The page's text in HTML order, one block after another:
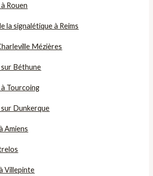
Rouen
la signalétique à Reims
Mézières
Béthune
Tourcoing
Dunkerque
Amiens
Villepinte